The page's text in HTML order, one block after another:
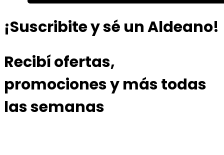
¡Suscribite y sé un Aldeano!
Recibí ofertas,
promociones y más todas
las semanas